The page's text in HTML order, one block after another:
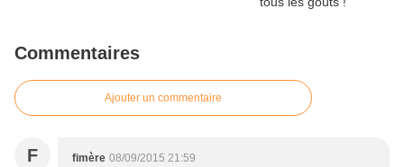
Commentaires
Ajouter un commentaire
F fimère 08/09/2015 21:59